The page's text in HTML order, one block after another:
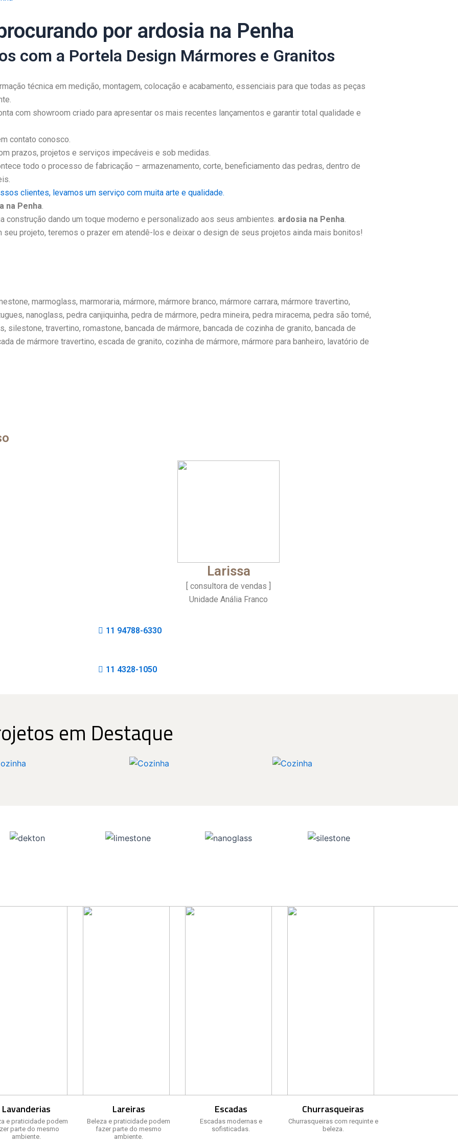
por ardosia na Penha
com a Portela Design Mármores e Granitos
técnica em medição, montagem, colocação e acabamento, essenciais para que todas as peças
com showroom criado para apresentar os mais recentes lançamentos e garantir total qualidade e
contato conosco.
prazos, projetos e serviços impecáveis e sob medidas.
todo o processo de fabricação – armazenamento, corte, beneficiamento das pedras, dentro de
clientes, levamos um serviço com muita arte e qualidade.
na Penha.
construção dando um toque moderno e personalizado aos seus ambientes. ardosia na Penha.
seu projeto, teremos o prazer em atendê-los e deixar o design de seus projetos ainda mais bonitos!
marmoglass, marmoraria, mármore, mármore branco, mármore carrara, mármore travertino,
nanoglass, pedra canjiquinha, pedra de mármore, pedra mineira, pedra miracema, pedra são tomé,
travertino, romastone, bancada de mármore, bancada de cozinha de granito, bancada de
de mármore travertino, escada de granito, cozinha de mármore, mármore para banheiro, lavatório de
Larissa
[ consultora de vendas ]
Unidade Anália Franco
11 94788-6330
11 4328-1050
em Destaque
Lavanderias
e praticidade podem
parte do mesmo
ambiente.
Lareiras
Beleza e praticidade podem
fazer parte do mesmo
ambiente.
Escadas
Escadas modernas e
sofisticadas.
Churrasqueiras
Churrasqueiras com requinte e
beleza.